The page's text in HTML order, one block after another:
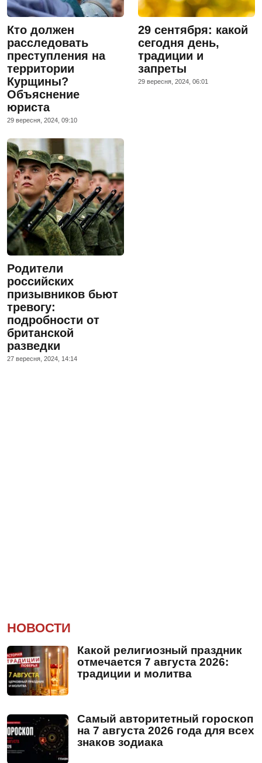
Кто должен
расследовать
преступления на
территории
Курщины?
Объяснение
юриста
29 вересня, 2024, 09:10
29 сентября: какой
сегодня день,
традиции и
запреты
29 вересня, 2024, 06:01
Родители
российских
призывников бьют
тревогу:
подробности от
британской
разведки
27 вересня, 2024, 14:14
НОВОСТИ
Какой религиозный праздник
отмечается 7 августа 2026:
традиции и молитва
Самый авторитетный гороскоп
на 7 августа 2026 года для всех
знаков зодиака